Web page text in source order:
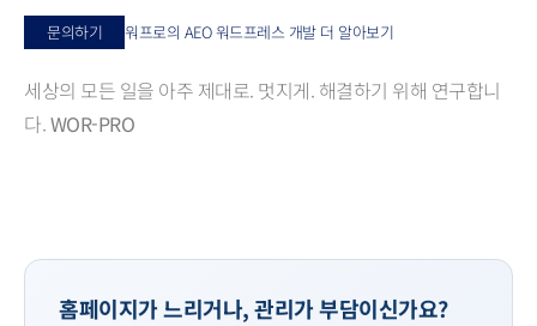
문의하기 워프로의 AEO 워드프레스 개발 더 알아보기
세상의 모든 일을 아주 제대로. 멋지게. 해결하기 위해 연구합니
다.WOR-PRO
홈페이지가 느리거나, 관리가 부담이신가요?